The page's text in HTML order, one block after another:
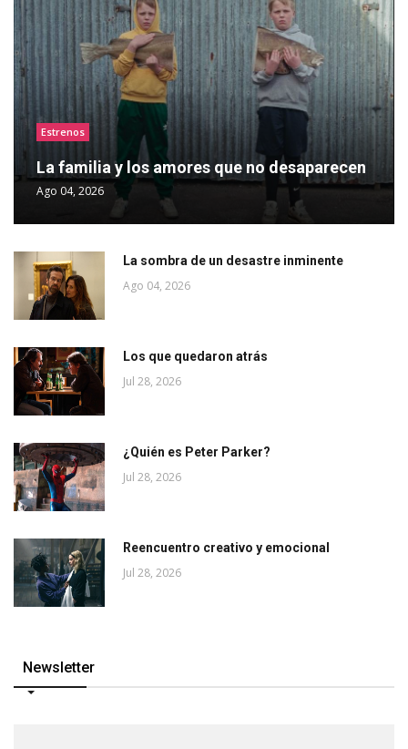
Estrenos
La familia y los amores que no desaparecen
Ago 04, 2026
La sombra de un desastre inminente
Ago 04, 2026
Los que quedaron atrás
Jul 28, 2026
¿Quién es Peter Parker?
Jul 28, 2026
Reencuentro creativo y emocional
Jul 28, 2026
Newsletter